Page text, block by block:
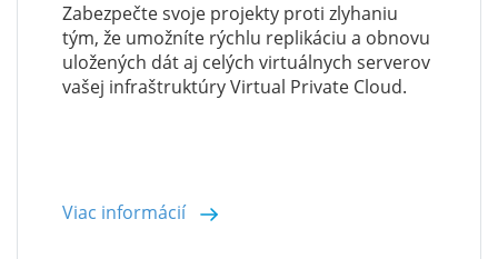
Zabezpečte svoje projekty proti zlyhaniu
tým, že umožníte rýchlu replikáciu a obnovu
uložených dát aj celých virtuálnych serverov
vašej infraštruktúry Virtual Private Cloud.
Viac informácií